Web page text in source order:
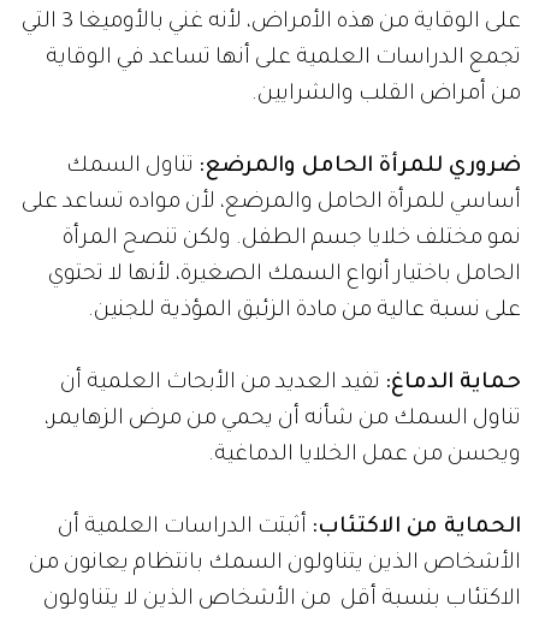
على الوقاية من هذه الأمراض، لأنه غني بالأوميغا 3 التي
تجمع الدراسات العلمية على أنها تساعد في الوقاية
من أمراض القلب والشرايين.
ضروري للمرأة الحامل والمرضع: تناول السمك
أساسي للمرأة الحامل والمرضع، لأن مواده تساعد على
نمو مختلف خلايا جسم الطفل. ولكن تنصح المرأة
الحامل باختيار أنواع السمك الصغيرة، لأنها لا تحتوي
على نسبة عالية من مادة الزئبق المؤذية للجنين.
حماية الدماغ: تفيد العديد من الأبحاث العلمية أن
تناول السمك من شأنه أن يحمي من مرض الزهايمر،
ويحسن من عمل الخلايا الدماغية.
الحماية من الاكتئاب: أثبتت الدراسات العلمية أن
الأشخاص الذين يتناولون السمك بانتظام يعانون من
الاكتئاب بنسبة أقل من الأشخاص الذين لا يتناولون